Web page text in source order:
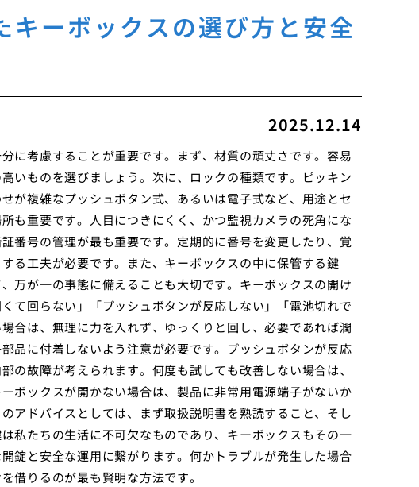
キーボックスの選び方と安全
2025.12.14
に考慮することが重要です。まず、材質の頑丈さです。容易
いものを選びましょう。次に、ロックの種類です。ピッキン
が複雑なプッシュボタン式、あるいは電子式など、用途とセ
も重要です。人目につきにくく、かつ監視カメラの死角にな
番号の管理が最も重要です。定期的に番号を変更したり、覚
る工夫が必要です。また、キーボックスの中に保管する鍵
万が一の事態に備えることも大切です。キーボックスの開け
て回らない」「プッシュボタンが反応しない」「電池切れで
合は、無理に力を入れず、ゆっくりと回し、必要であれば潤
品に付着しないよう注意が必要です。プッシュボタンが反応
の故障が考えられます。何度も試しても改善しない場合は、
ボックスが開かない場合は、製品に非常用電源端子がないか
アドバイスとしては、まず取扱説明書を熟読すること、そし
私たちの生活に不可欠なものであり、キーボックスもその一
錠と安全な運用に繋がります。何かトラブルが発生した場合
借りるのが最も賢明な方法です。